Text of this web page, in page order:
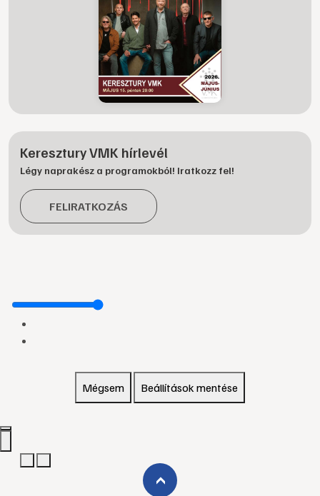
Keresztury VMK hírlevél
Légy naprakész a programokból! Iratkozz fel!
FELIRATKOZÁS
Mégsem Beállítások mentése
›